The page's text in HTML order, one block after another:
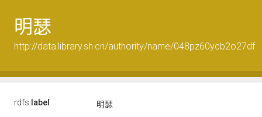
明瑟
http://data.library.sh.cn/authority/name/048pz60ycb2o27df
rdfs: label 明瑟